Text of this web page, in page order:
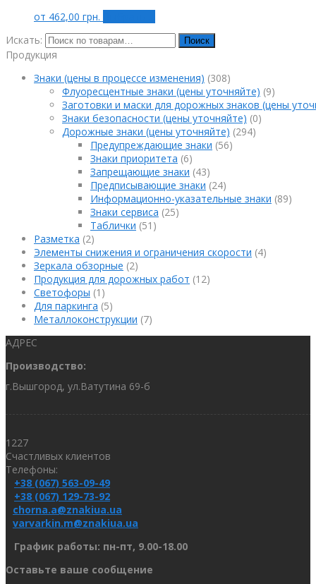
от 462,00 грн.
Искать:
Поиск
Продукция
Знаки (цены в процессе изменения) (308)
Флуоресцентные знаки (цены уточняйте) (9)
Заготовки и маски для дорожных знаков (цены
Знаки безопасности (цены уточняйте) (0)
Дорожные знаки (цены уточняйте) (294)
Предупреждающие знаки (56)
Знаки приоритета (6)
Запрещающие знаки (43)
Предписывающие знаки (24)
Информационно-указательные знаки (89)
Знаки сервиса (25)
Таблички (51)
Разметка (2)
Элементы снижения и ограничения скорости (4)
Зеркала обзорные (2)
Продукция для дорожных работ (12)
Светофоры (1)
Для паркинга (5)
Металлоконструкции (7)
АДРЕС
Производство:
г.Вышгород, ул.Ватутина 69-б
1227
Счастливых клиентов
Телефоны:
+38 (067) 563-09-49
+38 (067) 129-73-92
chorna.a@znakiua.ua
varvarkin.m@znakiua.ua
График работы: пн-пт, 9.00-18.00
Оставьте ваше сообщение